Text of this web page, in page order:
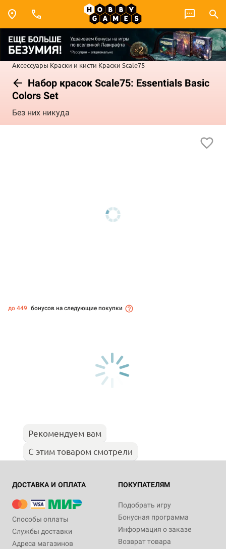
Аксессуары Краски и кисти Краски Scale75
Набор красок Scale75: Essentials Basic
Colors Set
Без них никуда
до 449 бонусов на следующие покупки
Рекомендуем вам
С этим товаром смотрели
ДОСТАВКА И ОПЛАТА
Способы оплаты
Службы доставки
Адреса магазинов
ПОКУПАТЕЛЯМ
Подобрать игру
Бонусная программа
Информация о заказе
Возврат товара